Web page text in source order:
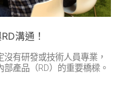
溝通！
有研發或技術人員專業，
產品（RD）的重要橋樑。